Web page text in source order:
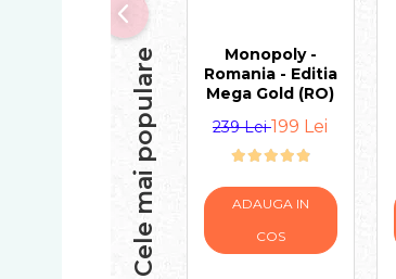
Cele mai populare
Monopoly -
Romania - Editia
Mega Gold (RO)
239 Lei199 Lei
ADAUGA IN
COS